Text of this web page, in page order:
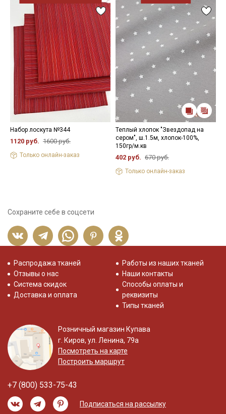
Набор лоскута №344
1120 руб. 1600 руб.
Только онлайн-заказ
Теплый хлопок "Звездопад на
сером", ш.1.5м, хлопок-100%,
150гр/м.кв
402 руб. 670 руб.
Только онлайн-заказ
Сохраните себе в соцсети
Распродажа тканей
Отзывы о нас
Система скидок
Доставка и оплата
Работы из наших тканей
Наши контакты
Способы оплаты и
реквизиты
Типы тканей
Розничный магазин Купава
г. Киров, ул. Ленина, 79а
Посмотреть на карте
Построить маршрут
+7 (800) 533-75-43
Подписаться на рассылку